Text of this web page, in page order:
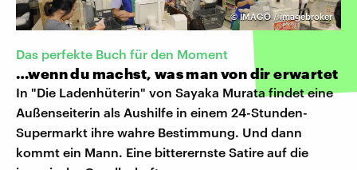
©IMAGO / imagebroker
Das perfekte Buch für den Moment
…wenn du machst, was man von dir erwartet
In "Die Ladenhüterin" von Sayaka Murata findet eine
Außenseiterin als Aushilfe in einem 24-Stunden-
Supermarkt ihre wahre Bestimmung. Und dann
kommt ein Mann. Eine bitterernste Satire auf die